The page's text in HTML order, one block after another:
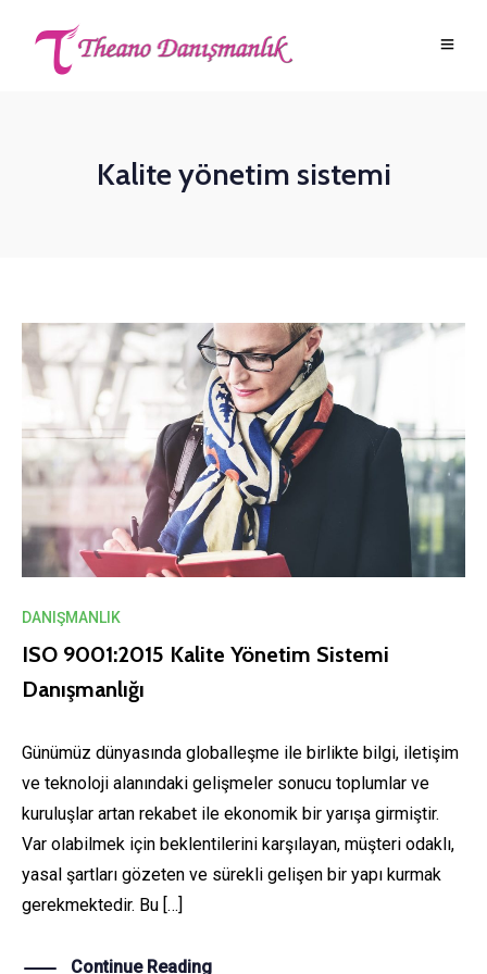
Kalite yönetim sistemi
DANIŞMANLIK
ISO 9001:2015 Kalite Yönetim Sistemi
Danışmanlığı
Günümüz dünyasında globalleşme ile birlikte bilgi, iletişim
ve teknoloji alanındaki gelişmeler sonucu toplumlar ve
kuruluşlar artan rekabet ile ekonomik bir yarışa girmiştir.
Var olabilmek için beklentilerini karşılayan, müşteri odaklı,
yasal şartları gözeten ve sürekli gelişen bir yapı kurmak
gerekmektedir. Bu […]
Continue Reading